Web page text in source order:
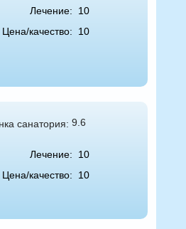
Лечение:
10
Цена/качество:
10
санатория: 9.6
Лечение:
10
Цена/качество:
10